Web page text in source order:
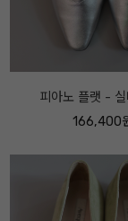
미우 메리제인 램스
블랙추가 + 봄여름